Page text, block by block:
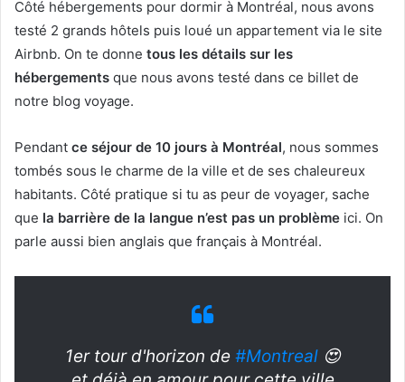
Côté hébergements pour dormir à Montréal, nous avons
testé 2 grands hôtels puis loué un appartement via le site
Airbnb. On te donne tous les détails sur les
hébergements que nous avons testé dans ce billet de
notre blog voyage.
Pendant ce séjour de 10 jours à Montréal, nous sommes
tombés sous le charme de la ville et de ses chaleureux
habitants. Côté pratique si tu as peur de voyager, sache
que la barrière de la langue n’est pas un problème ici. On
parle aussi bien anglais que français à Montréal.
1er tour d'horizon de #Montreal😍